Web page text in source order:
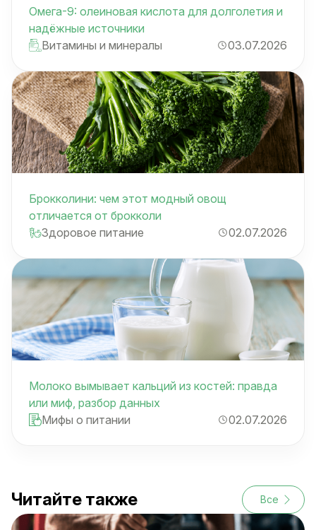
Омега-9: олеиновая кислота для долголетия и
надёжные источники
Витамины и минералы
03.07.2026
Брокколини: чем этот модный овощ
отличается от брокколи
Здоровое питание
02.07.2026
Молоко вымывает кальций из костей: правда
или миф, разбор данных
Мифы о питании
02.07.2026
Читайте также Все